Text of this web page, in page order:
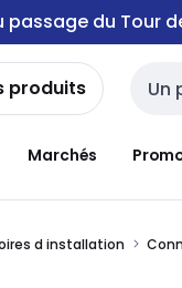
passage du
produits
Marchés
d installation